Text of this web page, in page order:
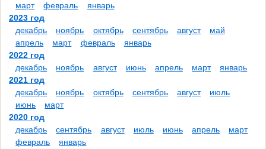
март
февраль
январь
2023 год
декабрь
ноябрь октябрь сентябрь август
май
апрель
март февраль
январь
2022 год
декабрь
ноябрь август июнь апрель март
январь
2021 год
декабрь
ноябрь октябрь сентябрь август
июль
июнь
март
2020 год
декабрь
сентябрь август июль июнь апрель
март
февраль
январь